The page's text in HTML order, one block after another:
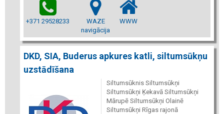
+371 29528233
WAZE
navigācija
WWW
DKD, SIA, Buderus apkures katli, siltumsūkņu
uzstādīšana
Siltumsūknis Siltumsūkņi
Siltumsūkņi Ķekavā Siltumsūkņi
Mārupē Siltumsūkņi Olainē
Siltumsūkņi Rīgas rajonā